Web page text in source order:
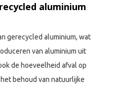
aluminium
gerecycled aluminium, wat
van aluminium uit
de hoeveelheid afval op
behoud van natuurlijke